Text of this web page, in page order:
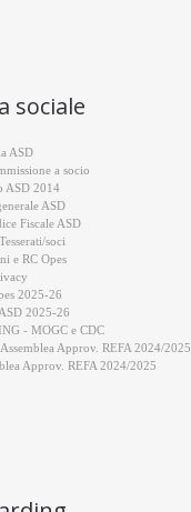
sociale
ASD
a socio
ASD 2014
ASD
Fiscale ASD
soci
e RC Opes
2025-26
2025-26
- MOGC e CDC
Approv. REFA 2024/2025
Approv. REFA 2024/2025